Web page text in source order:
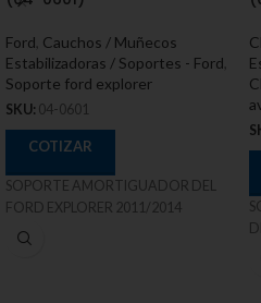
Ford Cauchos / Muñecos
Estabilizadoras / Soportes - Ford
Soporte ford explorer
SKU: 04-0601
COTIZAR
SOPORTE AMORTIGUADOR DEL
FORD EXPLORER 2011/2014